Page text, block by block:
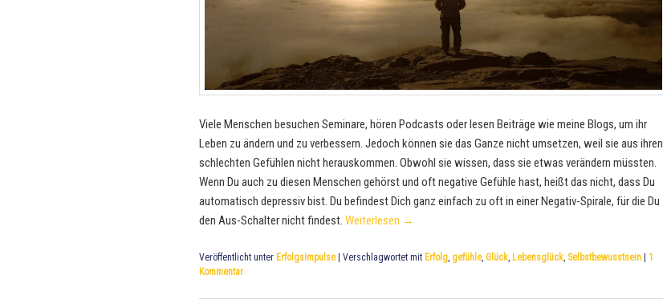
Viele Menschen besuchen Seminare, hören Podcasts oder lesen Beiträge wie meine Blogs, um ihr
Leben zu ändern und zu verbessern. Jedoch können sie das Ganze nicht umsetzen, weil sie aus ihren
schlechten Gefühlen nicht herauskommen. Obwohl sie wissen, dass sie etwas verändern müssten.
Wenn Du auch zu diesen Menschen gehörst und oft negative Gefühle hast, heißt das nicht, dass Du
automatisch depressiv bist. Du befindest Dich ganz einfach zu oft in einer Negativ-Spirale, für die Du
den Aus-Schalter nicht findest. Weiterlesen →
Veröffentlicht unter Erfolgsimpulse | Verschlagwortet mit Erfolg gefühle, Glück Lebensglück Selbstbewusstsein | 1
Kommentar